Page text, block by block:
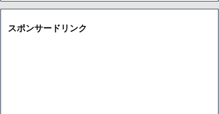
スポンサードリンク